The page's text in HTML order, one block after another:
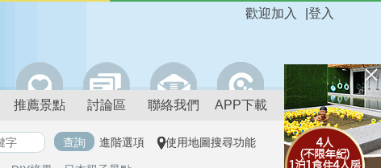
登入
歡迎加入
推薦景點 討論區 聯絡我們 APP下載
進階選項 使用地圖搜尋功能